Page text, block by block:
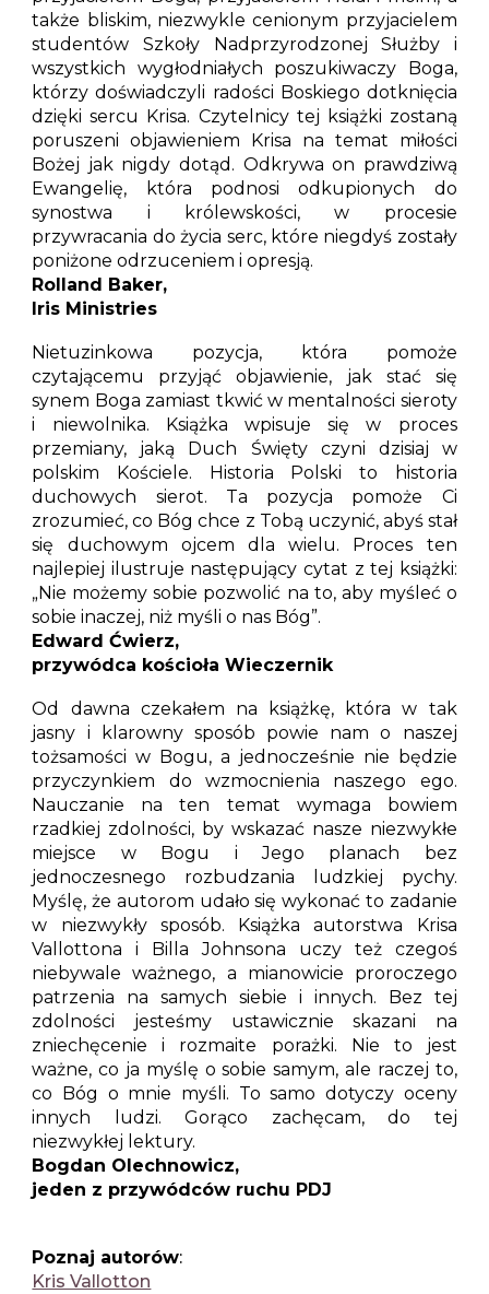
także bliskim, niezwykle cenionym przyjacielem
studentów Szkoły Nadprzyrodzonej Służby i
wszystkich wygłodniałych poszukiwaczy Boga,
którzy doświadczyli radości Boskiego dotknięcia
dzięki sercu Krisa. Czytelnicy tej książki zostaną
poruszeni objawieniem Krisa na temat miłości
Bożej jak nigdy dotąd. Odkrywa on prawdziwą
Ewangelię, która podnosi odkupionych do
synostwa i królewskości, w procesie
przywracania do życia serc, które niegdyś zostały
poniżone odrzuceniem i opresją.
Rolland Baker,
Iris Ministries
Nietuzinkowa pozycja, która pomoże
czytającemu przyjąć objawienie, jak stać się
synem Boga zamiast tkwić w mentalności sieroty
i niewolnika. Książka wpisuje się w proces
przemiany, jaką Duch Święty czyni dzisiaj w
polskim Kościele. Historia Polski to historia
duchowych sierot. Ta pozycja pomoże Ci
zrozumieć, co Bóg chce z Tobą uczynić, abyś stał
się duchowym ojcem dla wielu. Proces ten
najlepiej ilustruje następujący cytat z tej książki:
„Nie możemy sobie pozwolić na to, aby myśleć o
sobie inaczej, niż myśli o nas Bóg”.
Edward Ćwierz,
przywódca kościoła Wieczernik
Od dawna czekałem na książkę, która w tak
jasny i klarowny sposób powie nam o naszej
tożsamości w Bogu, a jednocześnie nie będzie
przyczynkiem do wzmocnienia naszego ego.
Nauczanie na ten temat wymaga bowiem
rzadkiej zdolności, by wskazać nasze niezwykłe
miejsce w Bogu i Jego planach bez
jednoczesnego rozbudzania ludzkiej pychy.
Myślę, że autorom udało się wykonać to zadanie
w niezwykły sposób. Książka autorstwa Krisa
Vallottona i Billa Johnsona uczy też czegoś
niebywale ważnego, a mianowicie proroczego
patrzenia na samych siebie i innych. Bez tej
zdolności jesteśmy ustawicznie skazani na
zniechęcenie i rozmaite porażki. Nie to jest
ważne, co ja myślę o sobie samym, ale raczej to,
co Bóg o mnie myśli. To samo dotyczy oceny
innych ludzi. Gorąco zachęcam, do tej
niezwykłej lektury.
Bogdan Olechnowicz,
jeden z przywódców ruchu PDJ
Poznaj autorów:
Kris Vallotton